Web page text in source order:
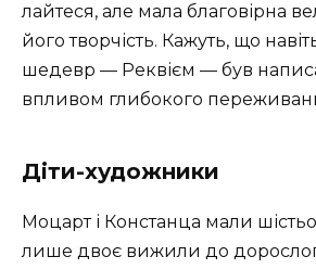
лайтеся, але мала благовірна
його творчість. Кажуть, що
шедевр — Реквієм — був
впливом глибокого
Діти-художники
Моцарт і Констанца мали
лише двоє вижили до